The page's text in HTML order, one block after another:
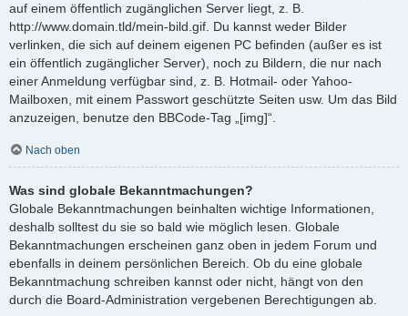
auf einem öffentlich zugänglichen Server liegt, z. B.
http://www.domain.tld/mein-bild.gif. Du kannst weder Bilder
verlinken, die sich auf deinem eigenen PC befinden (außer es ist
ein öffentlich zugänglicher Server), noch zu Bildern, die nur nach
einer Anmeldung verfügbar sind, z. B. Hotmail- oder Yahoo-
Mailboxen, mit einem Passwort geschützte Seiten usw. Um das Bild
anzuzeigen, benutze den BBCode-Tag „[img]“.
Nach oben
Was sind globale Bekanntmachungen?
Globale Bekanntmachungen beinhalten wichtige Informationen,
deshalb solltest du sie so bald wie möglich lesen. Globale
Bekanntmachungen erscheinen ganz oben in jedem Forum und
ebenfalls in deinem persönlichen Bereich. Ob du eine globale
Bekanntmachung schreiben kannst oder nicht, hängt von den
durch die Board-Administration vergebenen Berechtigungen ab.